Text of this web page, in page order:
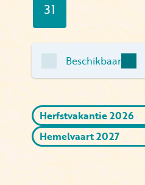
31
Beschikbaar
Herfstvakantie 2026
Hemelvaart 2027